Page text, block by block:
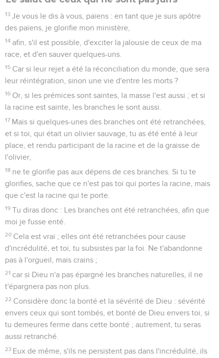
13 Je vous le dis à vous, païens : en tant que je suis apôtre
des païens, je glorifie mon ministère,
14 afin, s'il est possible, d'exciter la jalousie de ceux de ma
race, et d'en sauver quelques-uns.
15 Car si leur rejet a été la réconciliation du monde, que sera
leur réintégration, sinon une vie d'entre les morts ?
16 Or, si les prémices sont saintes, la masse l'est aussi ; et si
la racine est sainte, les branches le sont aussi.
17 Mais si quelques-unes des branches ont été retranchées,
et si toi, qui était un olivier sauvage, tu as été enté à leur
place, et rendu participant de la racine et de la graisse de
l'olivier,
18 ne te glorifie pas aux dépens de ces branches. Si tu te
glorifies, sache que ce n'est pas toi qui portes la racine, mais
que c'est la racine qui te porte.
19 Tu diras donc : Les branches ont été retranchées, afin que
moi je fusse enté.
20 Cela est vrai ; elles ont été retranchées pour cause
d'incrédulité, et toi, tu subsistes par la foi. Ne t'abandonne
pas à l'orgueil, mais crains ;
21 car si Dieu n'a pas épargné les branches naturelles, il ne
t'épargnera pas non plus.
22 Considère donc la bonté et la sévérité de Dieu : sévérité
envers ceux qui sont tombés, et bonté de Dieu envers toi, si
tu demeures ferme dans cette bonté ; autrement, tu seras
aussi retranché.
23 Eux de même, s'ils ne persistent pas dans l'incrédulité, ils